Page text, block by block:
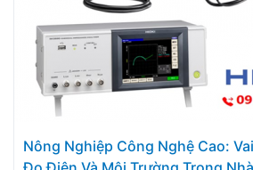
Nông Nghiệp Công Nghệ Cao: